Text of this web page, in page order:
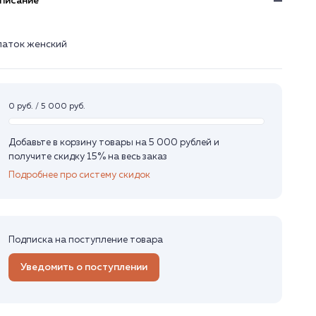
женский
0 руб. / 5 000 руб.
Добавьте в корзину товары на 5 000 рублей и
получите скидку 15% на весь заказ
Подробнее про систему скидок
Подписка на поступление товара
Уведомить о поступлении